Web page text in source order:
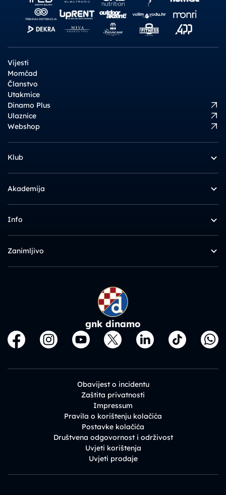
Vijesti
Momčad
Članstvo
Utakmice
Dinamo Plus
Ulaznice
Webshop
Klub
Akademija
Info
Zanimljivo
gnk dinamo
Obavijest o incidentu
Zaštita privatnosti
Impressum
Pravila o korištenju kolačića
Postavke kolačića
Društvena odgovornost i održivost
Uvjeti korištenja
Uvjeti prodaje